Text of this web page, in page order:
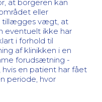
at borgeren kan
eller
tillægges vægt, at
eventuelt ikke har
i forhold til
af klinikken i en
forudsætning -
en patient har fået
periode, hvor